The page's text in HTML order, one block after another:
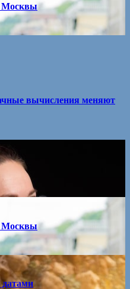
Москвы
вычисления меняют
Москвы